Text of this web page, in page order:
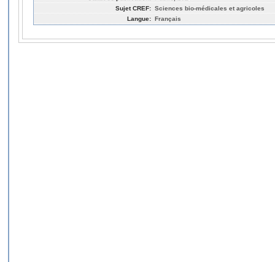
Sujet CREF: Sciences bio-médicales et agricoles
Langue: Français